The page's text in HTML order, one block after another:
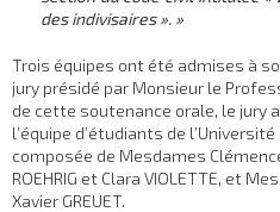
des indivisaires ». »
Trois équipes ont été admises à
jury présidé par Monsieur le
de cette soutenance orale, le jury
l’équipe d’étudiants de
composée de Mesdames
ROEHRIG et Clara VIOLETTE, et
Xavier GREUET.